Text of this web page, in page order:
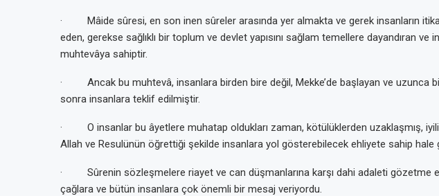
· Mâide sûresi, en son inen sûreler arasında yer almakta ve gerek insanların
eden, gerekse sağlıklı bir toplum ve devlet yapısını sağlam temellere dayandıran
muhtevâya sahiptir.
· Ancak bu muhtevâ, insanlara birden bire değil, Mekke’de başlayan ve uzunca
sonra insanlara teklif edilmiştir.
· O insanlar bu âyetlere muhatap oldukları zaman, kötülüklerden uzaklaşmış,
Allah ve Resulünün öğrettiği şekilde insanlara yol gösterebilecek ehliyete sahip hale
· Sûrenin sözleşmelere riayet ve can düşmanlarına karşı dahi adaleti gözetme
çağlara ve bütün insanlara çok önemli bir mesaj veriyordu.